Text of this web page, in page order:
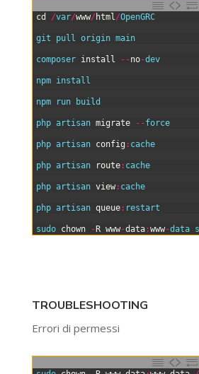
cd /var/www/ html/OpenGRC
git pull origin main
composer install --no-dev
npm install
npm run build
php artisan migrate --force
php artisan config : cache
php artisan route: cache
php artisan view: cache
php artisan queue: restart
sudo chown - R www-data:www-data
TROUBLESHOOTING
Errori di permessi